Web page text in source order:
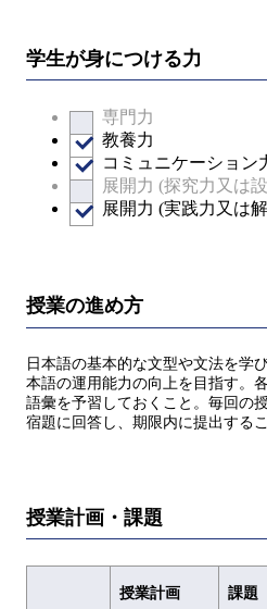
学生が身につける力
専門力
教養力
コミュニケーション
展開力 (探究力又は
展開力 (実践力又は
授業の進め方
日本語の基本的な文型や文法を学
本語の運用能力の向上を目指す。
語彙を予習しておくこと。毎回の
宿題に回答し、期限内に提出するこ
授業計画・課題
授業計画 課題